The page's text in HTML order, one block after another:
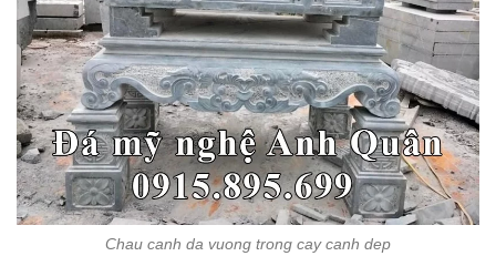
Chau canh da vuong trong cay canh dep